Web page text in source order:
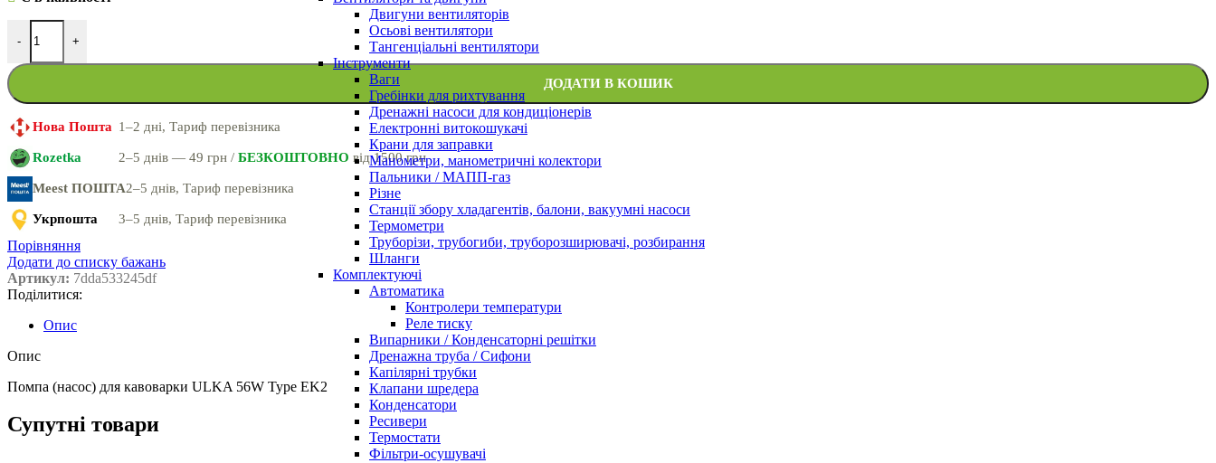
Двигуни вентиляторів
Осьові вентилятори
Тангенціальні вентилятори
Інструменти
Ваги
Гребінки для рихтування
Дренажні насоси для кондиціонерів
Електронні витокошукачі
Крани для заправки
Манометри, манометричні колектори
Пальники / МАПП-газ
Різне
Станції збору хладагентів, балони, вакуумні насоси
Термометри
Труборізи, трубогиби, труборозширювачі, розбирання
Шланги
Комплектуючі
Автоматика
Контролери температури
Реле тиску
Випарники / Конденсаторні решітки
Дренажна труба / Сифони
Капілярні трубки
Клапани шредера
Конденсатори
Ресивери
Термостати
Фільтри-осушувачі
- +
ДОДАТИ В КОШИК
Нова Пошта 1–2 дні, Тариф перевізника
Rozetka 2–5 днів — 49 грн / БЕЗКОШТОВНО від 1500 грн
Meest ПОШТА2–5 днів, Тариф перевізника
Укрпошта 3–5 днів, Тариф перевізника
Порівняння
Додати до списку бажань
Артикул: 7dda533245df
Поділитися:
Опис
Опис
Помпа (насос) для кавоварки ULKA 56W Type EK2
Супутні товари